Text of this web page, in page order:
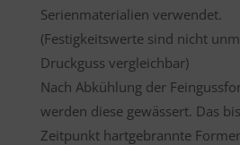
Serienmaterialien verwendet.
(Festigkeitswerte sind nicht
Druckguss vergleichbar)
Nach Abkühlung der
werden diese gewässert. Das
Zeitpunkt hartgebrannte